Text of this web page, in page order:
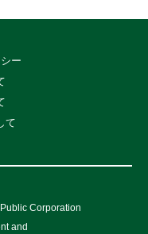
ー
て
Public Corporation
and